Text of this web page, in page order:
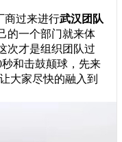
商过来进行武汉团队
的一个部门就来体
次才是组织团队过
和击鼓颠球，先来
大家尽快的融入到